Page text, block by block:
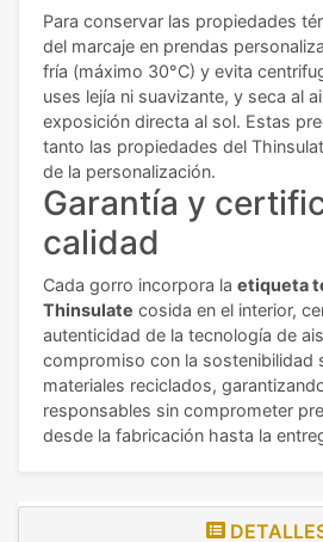
Para conservar las propiedades
del marcaje en prendas
fría (máximo 30°C) y evita
uses lejía ni suavizante, y seca al
exposición directa al sol. Estas
tanto las propiedades del
de la personalización.
Garantía y
calidad
Cada gorro incorpora la etiqueta
Thinsulate cosida en el interior,
autenticidad de la tecnología de
compromiso con la sostenibilidad
materiales reciclados,
responsables sin comprometer
desde la fabricación hasta la